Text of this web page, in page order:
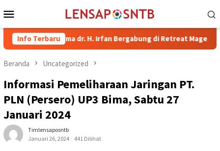
ke
Mobile
Info Terbaru
Bima dr. H. Irfan Bergabung di Retreat Magelang
Beranda Uncategorized
Informasi Pemeliharaan Jaringan PT.
PLN (Persero) UP3 Bima, Sabtu 27
Januari 2024
Timlensaposntb
Januari 26, 2024
441 Dilihat